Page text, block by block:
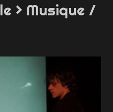
> Musique /